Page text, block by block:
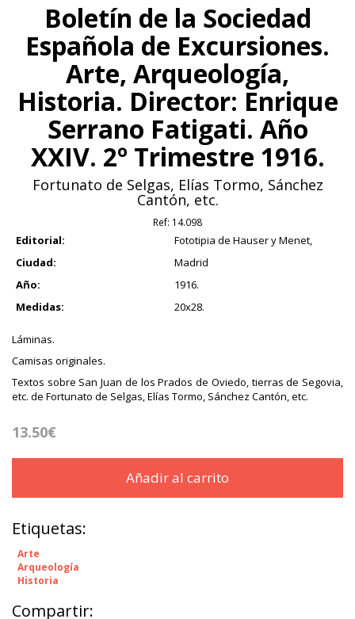
Boletín de la Sociedad
Española de Excursiones.
Arte, Arqueología,
Historia. Director: Enrique
Serrano Fatigati. Año
XXIV. 2º Trimestre 1916.
Fortunato de Selgas, Elías Tormo, Sánchez
Cantón, etc.
Ref: 14.098
Editorial:
Fototipia de Hauser y Menet,
Ciudad:
Madrid
Año:
1916.
Medidas:
20x28.
Láminas.
Camisas originales.
Textos sobre San Juan de los Prados de Oviedo, tierras de Segovia,
etc. de Fortunato de Selgas, Elías Tormo, Sánchez Cantón, etc.
13.50€
Añadir al carrito
Etiquetas:
Arte
Arqueología
Historia
Compartir: